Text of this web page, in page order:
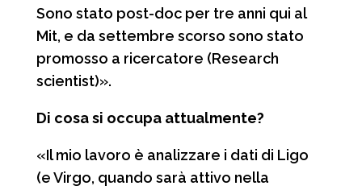
Sono stato post-doc per tre anni qui al
Mit, e da settembre scorso sono stato
promosso a ricercatore (Research
scientist)».
Di cosa si occupa attualmente?
«Il mio lavoro è analizzare i dati di Ligo
(e Virgo, quando sarà attivo nella